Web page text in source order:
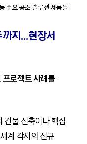
주요 공조 솔루션 제품들
까지…현장서
로젝트 사례를
건물 신축이나 핵심
계 각지의 신규